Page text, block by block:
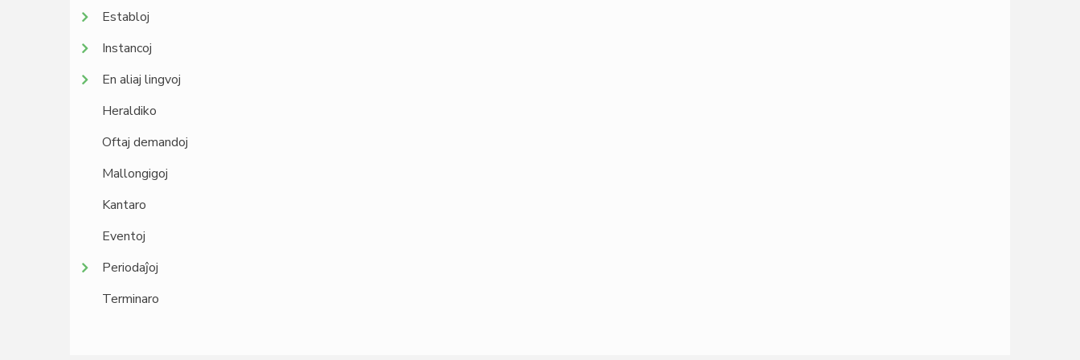
Establoj
Instancoj
En aliaj lingvoj
Heraldiko
Oftaj demandoj
Mallongigoj
Kantaro
Eventoj
Periodaĵoj
Terminaro